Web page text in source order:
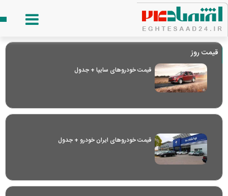
قیمت روز
قیمت خودرو‌های سایپا + جدول
قیمت خودرو‌های ایران خودرو + جدول